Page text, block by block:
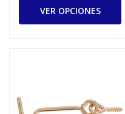
VER OPCIONES